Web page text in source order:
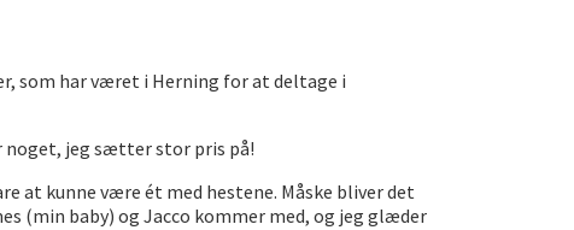
som har været i Herning for at deltage i
noget, jeg sætter stor pris på!
at kunne være ét med hestene. Måske bliver det
(min baby) og Jacco kommer med, og jeg glæder